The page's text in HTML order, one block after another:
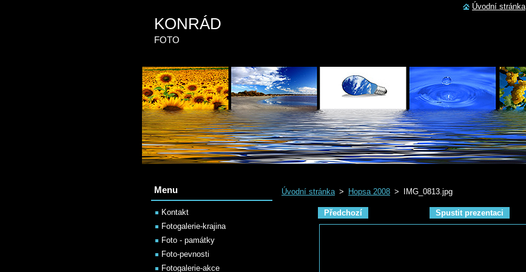
KONRÁD
FOTO
Úvodní stránka > Hopsa 2008 > IMG_0813.jpg
Předchozí Spustit prezentaci
Menu
Kontakt
Fotogalerie-krajina
Foto - památky
Foto-pevnosti
Fotogalerie-akce
Úvodní stránka